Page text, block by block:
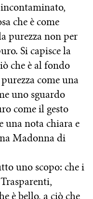
incontaminato,
che è come
purezza non per
Si capisce la
che è al fondo
come una
uno sguardo
come il gesto
una nota chiara e
Madonna di
uno scopo: che i